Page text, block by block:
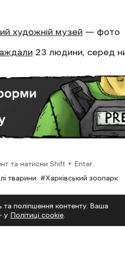
художній музей — фото
23 людини, серед
та натисни Shift + Enter.
тварини Харківський зоопарк
та поліпшення контенту. Ваша
у Політиці cookie